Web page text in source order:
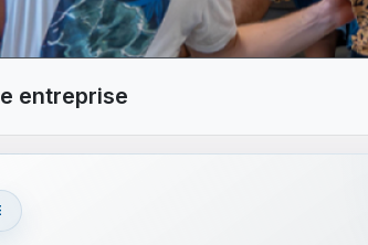
entreprise